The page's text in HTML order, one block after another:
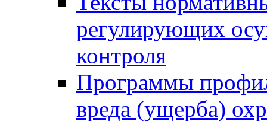
регулирующих
контроля
Программы
вреда (ущерба)